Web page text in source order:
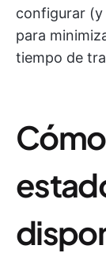
configurar (y
para
tiempo de